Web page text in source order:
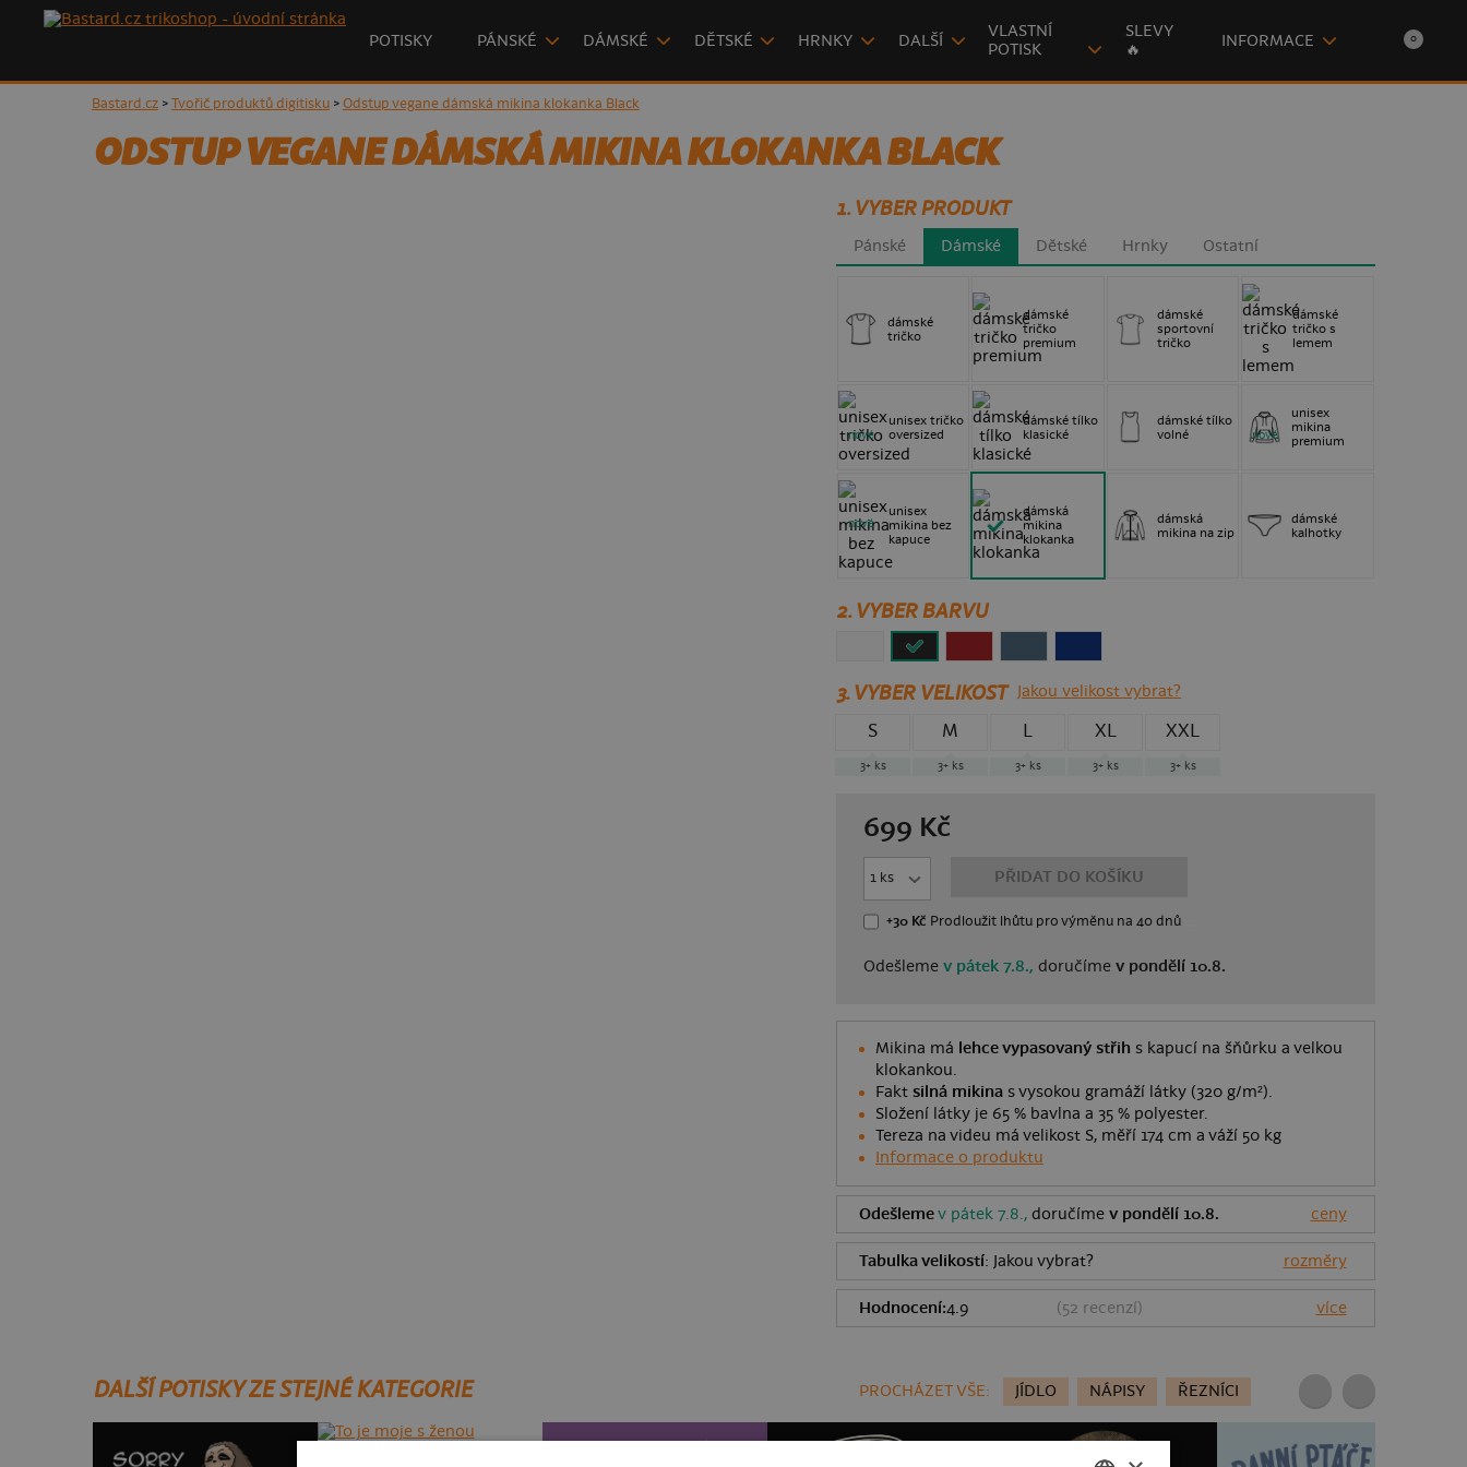
POTISKY PÁNSKÉ DÁMSKÉ DĚTSKÉ HRNKY DALŠÍ
VLASTNÍ
POTISK
SLEVY
🔥
INFORMACE 0
Bastard.cz> Tvořič produktů digitisku> Odstup vegane dámská mikina klokanka Black
ODSTUP VEGANE DÁMSKÁ MIKINA KLOKANKA BLACK
1. VYBER PRODUKT
Pánské Dámské Dětské Hrnky Ostatní
dámské
tričko
dámské
tričko
premium
dámské
sportovní
tričko
dámské
tričko s
lemem
unisex tričko
oversized
nové
dámské tílko
klasické
dámské tílko
volné
unisex
mikina
premium
nové
unisex
mikina bez
kapuce
nové
dámská
mikina
klokanka
dámská
mikina na zip
dámské
kalhotky
2. VYBER BARVU
3.VYBER VELIKOST Jakou velikost vybrat?
S
3+ ks
M
3+ ks
L
3+ ks
XL
3+ ks
XXL
3+ ks
699 Kč
PŘIDAT DO KOŠÍKU
+30 Kč Prodloužit lhůtu pro výměnu na 40 dnů
Odešleme v pátek 7.8., doručíme v pondělí 10.8.
Mikina má lehce vypasovaný střih s kapucí na šňůrku a velkou
klokankou.
Fakt silná mikina s vysokou gramáží látky (320 g/m²).
Složení látky je 65 % bavlna a 35 % polyester.
Tereza na videu má velikost S, měří 174 cm a váží 50 kg
Informace o produktu
Odešlemev pátek 7.8., doručíme v pondělí 10.8. ceny
Tabulka velikostí: Jakou vybrat? rozměry
Hodnocení:4.9 (52 recenzí) více
DALŠÍ POTISKY ZE STEJNÉ KATEGORIE PROCHÁZET VŠE: JÍDLO NÁPISY ŘEZNÍCI